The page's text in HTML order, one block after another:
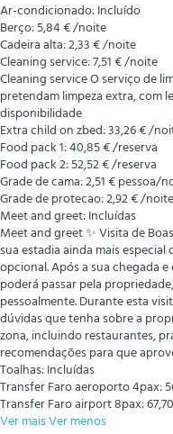
Ar-condicionado: Incluído
Berço: 5,84 € /noite
Cadeira alta: 2,33 € /noite
Cleaning service: 7,51 € /noite
Cleaning serviceO serviço de
pretendam limpeza extra, com
disponibilidade
Extra child on zbed: 33,26 € /
Food pack 1: 40,85 € /reserva
Food pack 2: 52,52 € /reserva
Grade de cama: 2,51 € pessoa/
Grade de protecao: 2,92 € /noite
Meet and greet: Incluídas
Meet and greet✨ Visita de
sua estadia ainda mais
opcional. Após a sua chegada
poderá passar pela
pessoalmente. Durante esta
dúvidas que tenha sobre a
zona, incluindo restaurantes,
recomendações para que
Toalhas: Incluídas
Transfer Faro aeroporto 4pax:
Transfer Faro airport 8pax:
Ver maisVer menos